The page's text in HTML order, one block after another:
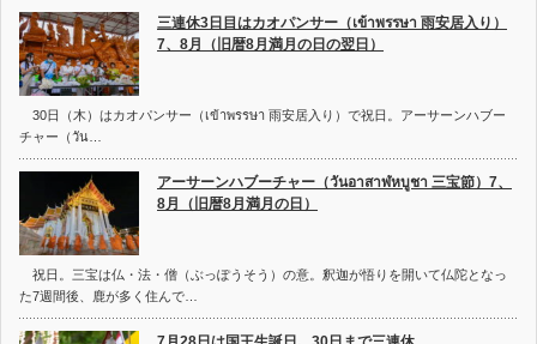
三連休3日目はカオパンサー（เข้าพรรษา 雨安居入り）
7、8月（旧暦8月満月の日の翌日）
30日（木）はカオパンサー（เข้าพรรษา 雨安居入り）で祝日。アーサーンハブー
チャー（วัน…
アーサーンハブーチャー（วันอาสาฬหบูชา 三宝節）7、
8月（旧暦8月満月の日）
祝日。三宝は仏・法・僧（ぶっぽうそう）の意。釈迦が悟りを開いて仏陀となっ
た7週間後、鹿が多く住んで…